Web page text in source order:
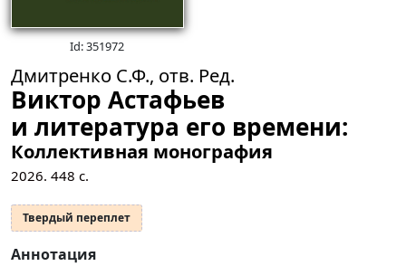
Id: 351972
Дмитренко С.Ф., отв. Ред.
Виктор Астафьев
и литература его времени:
Коллективная монография
2026. 448 с.
Твердый переплет
Аннотация